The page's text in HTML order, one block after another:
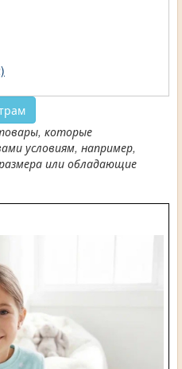
которые
условиям, например,
или обладающие